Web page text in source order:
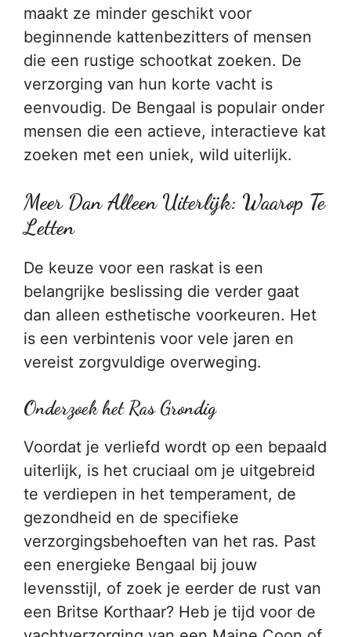
maakt ze minder geschikt voor
beginnende kattenbezitters of mensen
die een rustige schootkat zoeken. De
verzorging van hun korte vacht is
eenvoudig. De Bengaal is populair onder
mensen die een actieve, interactieve kat
zoeken met een uniek, wild uiterlijk.
Meer Dan Alleen Uiterlijk: Waarop Te
Letten
De keuze voor een raskat is een
belangrijke beslissing die verder gaat
dan alleen esthetische voorkeuren. Het
is een verbintenis voor vele jaren en
vereist zorgvuldige overweging.
Onderzoek het Ras Grondig
Voordat je verliefd wordt op een bepaald
uiterlijk, is het cruciaal om je uitgebreid
te verdiepen in het temperament, de
gezondheid en de specifieke
verzorgingsbehoeften van het ras. Past
een energieke Bengaal bij jouw
levensstijl, of zoek je eerder de rust van
een Britse Korthaar? Heb je tijd voor de